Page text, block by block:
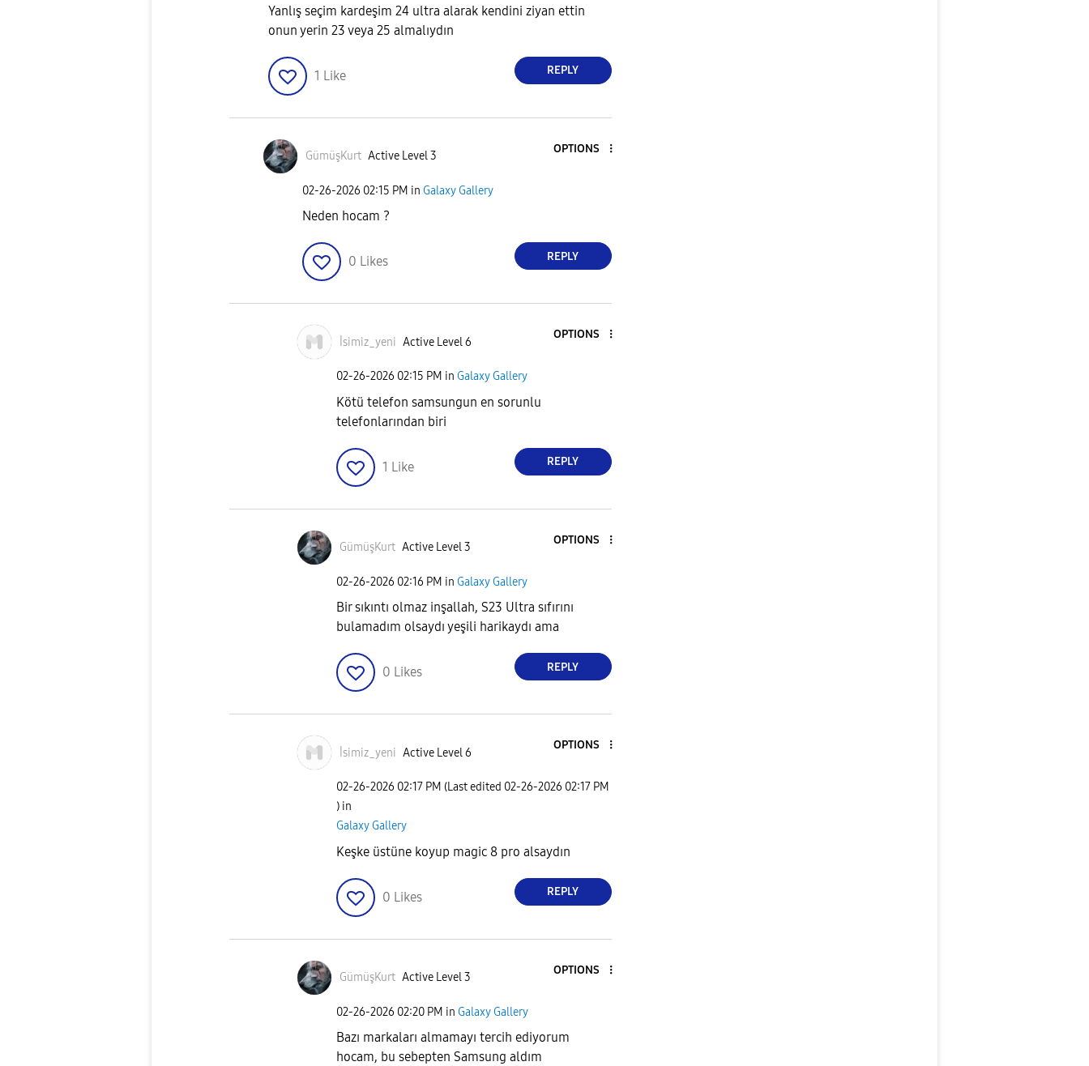
Yanlış seçim kardeşim 24 ultra alarak kendini ziyan ettin
onun yerin 23 veya 25 almalıydın
1 Like REPLY
GümüşKurt Active Level 3
OPTIONS
‎02-26-2026 02:15 PM in Galaxy Gallery
Neden hocam ?
0 Likes REPLY
İsimiz_yeni Active Level 6
OPTIONS
‎02-26-2026 02:15 PM in Galaxy Gallery
Kötü telefon samsungun en sorunlu
telefonlarından biri
1 Like REPLY
GümüşKurt Active Level 3
OPTIONS
‎02-26-2026 02:16 PM in Galaxy Gallery
Bir sıkıntı olmaz inşallah, S23 Ultra sıfırını
bulamadım olsaydı yeşili harikaydı ama
0 Likes REPLY
İsimiz_yeni Active Level 6
OPTIONS
‎02-26-2026 02:17 PM (Last edited ‎02-26-2026 02:17 PM
) in
Galaxy Gallery
Keşke üstüne koyup magic 8 pro alsaydın
0 Likes REPLY
GümüşKurt Active Level 3
OPTIONS
‎02-26-2026 02:20 PM in Galaxy Gallery
Bazı markaları almamayı tercih ediyorum
hocam, bu sebepten Samsung aldım